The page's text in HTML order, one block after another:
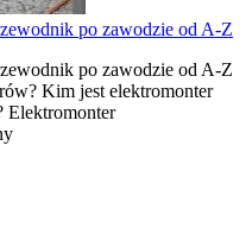
po zawodzie od A-Z
po zawodzie od A-Z
Kim jest elektromonter
Elektromonter